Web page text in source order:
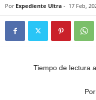
Por Expediente Ultra - 17 Feb,
Tiempo de lectura